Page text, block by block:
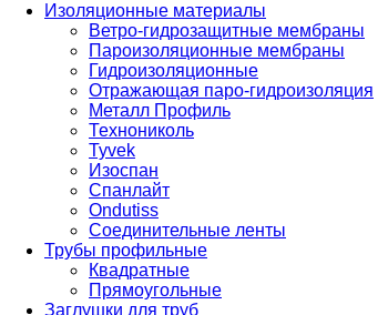
Изоляционные материалы
Ветро-гидрозащитные мембраны
Пароизоляционные мембраны
Гидроизоляционные
Отражающая паро-гидроизоляция
Металл Профиль
Технониколь
Tyvek
Изоспан
Спанлайт
Ondutiss
Соединительные ленты
Трубы профильные
Квадратные
Прямоугольные
Заглушки для труб